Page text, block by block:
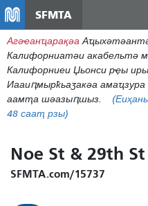
SFMTA
Агәҽанҵарақәа
Калифорниатәи акабельтә
Калифорниеи Џьонси рҿы
Иааиԥмырҟьаӡакәа
аамҭа шәазыԥшыз.
48 сааҭ рзы)
Noe St & 29th
SFMTA.com/15737